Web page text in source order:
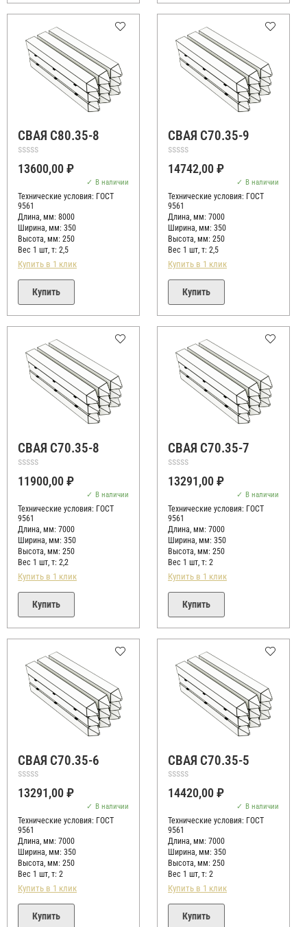
СВАЯ С80.35-8
Оценка
0
13600,00₽
В наличии
Технические условия: ГОСТ
9561
Длина, мм: 8000
Ширина, мм: 350
Высота, мм: 250
Вес 1 шт, т: 2,5
Купить в 1 клик
Купить
СВАЯ С70.35-9
Оценка
0
14742,00₽
В наличии
Технические условия: ГОСТ
9561
Длина, мм: 7000
Ширина, мм: 350
Высота, мм: 250
Вес 1 шт, т: 2,5
Купить в 1 клик
Купить
СВАЯ С70.35-8
Оценка
0
11900,00₽
В наличии
Технические условия: ГОСТ
9561
Длина, мм: 7000
Ширина, мм: 350
Высота, мм: 250
Вес 1 шт, т: 2,2
Купить в 1 клик
Купить
СВАЯ С70.35-7
Оценка
0
13291,00₽
В наличии
Технические условия: ГОСТ
9561
Длина, мм: 7000
Ширина, мм: 350
Высота, мм: 250
Вес 1 шт, т: 2
Купить в 1 клик
Купить
СВАЯ С70.35-6
Оценка
0
13291,00₽
В наличии
Технические условия: ГОСТ
9561
Длина, мм: 7000
Ширина, мм: 350
Высота, мм: 250
Вес 1 шт, т: 2
Купить в 1 клик
Купить
СВАЯ С70.35-5
Оценка
0
14420,00₽
В наличии
Технические условия: ГОСТ
9561
Длина, мм: 7000
Ширина, мм: 350
Высота, мм: 250
Вес 1 шт, т: 2
Купить в 1 клик
Купить